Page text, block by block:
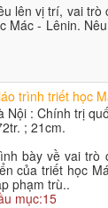
lên vị trí, vai
Mác - Lênin.
trình triết học
Nội : Chính trị
; 21cm.
bày về vai trò
của triết học
phạm trù..
mục:15